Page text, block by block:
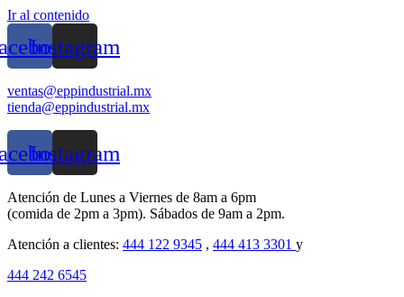
Ir al contenido
Instagram
ventas@eppindustrial.mx
tienda@eppindustrial.mx
Instagram
Atención de Lunes a Viernes de 8am a 6pm
(comida de 2pm a 3pm). Sábados de 9am a 2pm.
Atención a clientes: 444 122 9345 , 444 413 3301 y
444 242 6545